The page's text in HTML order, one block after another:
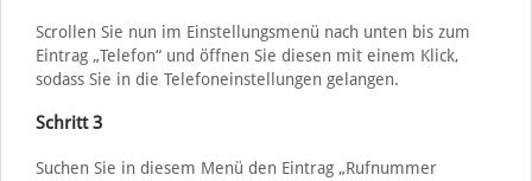
Scrollen Sie nun im Einstellungsmenü nach unten bis zum
Eintrag „Telefon“ und öffnen Sie diesen mit einem Klick,
sodass Sie in die Telefoneinstellungen gelangen.
Schritt 3
Suchen Sie in diesem Menü den Eintrag „Rufnummer